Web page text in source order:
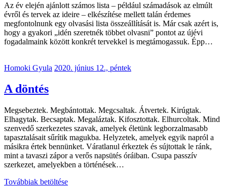
Az év elején ajánlott számos lista – például számadások az elmúlt
évről és tervek az ideire – elkészítése mellett talán érdemes
megfontolnunk egy olvasási lista összeállítását is. Már csak azért is,
hogy a gyakori „idén szeretnék többet olvasni” pontot az újévi
fogadalmaink között konkrét tervekkel is megtámogassuk. Épp…
Homoki Gyula 2020. június 12., péntek
A döntés
Megsebeztek. Megbántottak. Megcsaltak. Átvertek. Kirúgtak.
Elhagytak. Becsaptak. Megaláztak. Kifosztottak. Elhurcoltak. Mind
szenvedő szerkezetes szavak, amelyek életünk legborzalmasabb
tapasztalásait sűrítik magukba. Helyzetek, amelyek egyik napról a
másikra értek bennünket. Váratlanul érkeztek és sújtottak le ránk,
mint a tavaszi zápor a verős napsütés óráiban. Csupa passzív
szerkezet, amelyekben a történések…
Továbbiak betöltése